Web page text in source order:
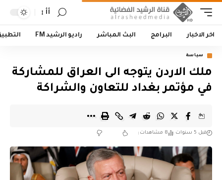
أأ
اخر الاخبار البرامج البث المباشر راديو الرشيد FM
سياسة
ملك الاردن يتوجه الى العراق للمشاركة
في مؤتمر بغداد للتعاون والشراكة
قبل 5 سنوات 8 مشاهدات